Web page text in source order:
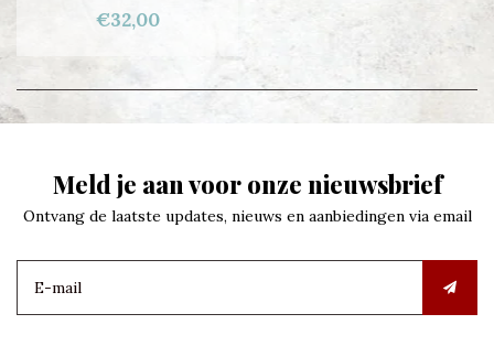
€32,00
Meld je aan voor onze nieuwsbrief
Ontvang de laatste updates, nieuws en aanbiedingen via email